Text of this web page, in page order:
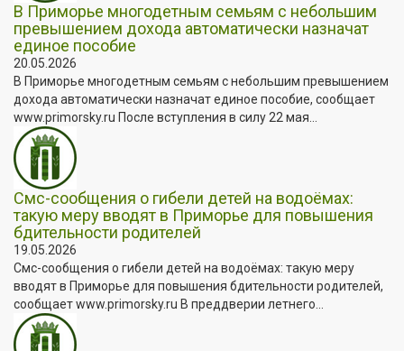
В Приморье многодетным семьям с небольшим
превышением дохода автоматически назначат
единое пособие
20.05.2026
В Приморье многодетным семьям с небольшим превышением
дохода автоматически назначат единое пособие, сообщает
www.primorsky.ru После вступления в силу 22 мая...
Смс-сообщения о гибели детей на водоёмах:
такую меру вводят в Приморье для повышения
бдительности родителей
19.05.2026
Смс-сообщения о гибели детей на водоёмах: такую меру
вводят в Приморье для повышения бдительности родителей,
сообщает www.primorsky.ru В преддверии летнего...